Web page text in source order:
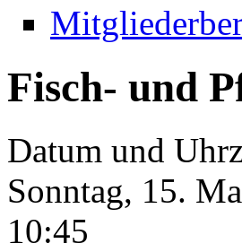
Fisch- und
Datum und
Sonntag, 15.
10:45